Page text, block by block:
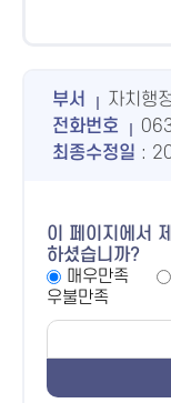
부서
자치행
전화번호
최종수정일 :
이 페이지에서
하셨습니까?
매우만족
우불만족